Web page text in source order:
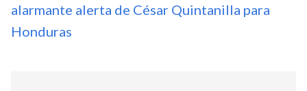
alarmante alerta de César Quintanilla para
Honduras